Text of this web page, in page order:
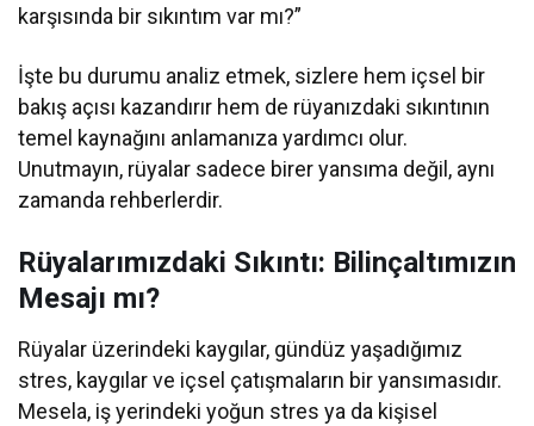
karşısında bir sıkıntım var mı?”
İşte bu durumu analiz etmek, sizlere hem içsel bir
bakış açısı kazandırır hem de rüyanızdaki sıkıntının
temel kaynağını anlamanıza yardımcı olur.
Unutmayın, rüyalar sadece birer yansıma değil, aynı
zamanda rehberlerdir.
Rüyalarımızdaki Sıkıntı: Bilinçaltımızın
Mesajı mı?
Rüyalar üzerindeki kaygılar, gündüz yaşadığımız
stres, kaygılar ve içsel çatışmaların bir yansımasıdır.
Mesela, iş yerindeki yoğun stres ya da kişisel